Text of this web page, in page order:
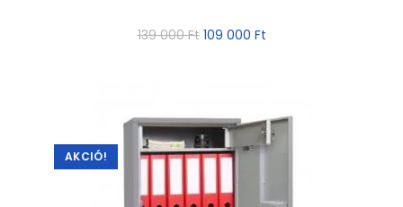
139 000Ft 109 000 Ft
AKCIÓ!